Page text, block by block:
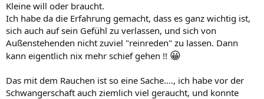
Kleine will oder braucht.
Ich habe da die Erfahrung gemacht, dass es ganz wichtig ist,
sich auch auf sein Gefühl zu verlassen, und sich von
Außenstehenden nicht zuviel "reinreden" zu lassen. Dann
kann eigentlich nix mehr schief gehen !! 😀
Das mit dem Rauchen ist so eine Sache...., ich habe vor der
Schwangerschaft auch ziemlich viel geraucht, und konnte